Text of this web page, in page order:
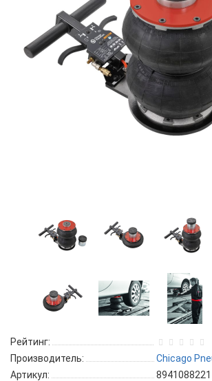
Рейтинг:
Производитель:
Chicago
Артикул:
8941088221